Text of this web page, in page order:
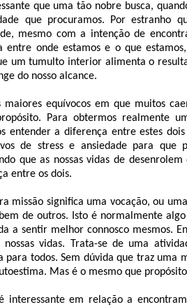
que uma tão nobre busca,
que procuramos. Por estranho
mesmo com a intenção de
entre onde estamos e o que
um tumulto interior alimenta o
do nosso alcance.
maiores equívocos em que muitos
Para obtermos realmente
entender a diferença entre estes
de stress e ansiedade para que
que as nossas vidas de
entre os dois.
missão significa uma vocação, ou
de outros. Isto é normalmente
a sentir melhor connosco mesmos.
nossas vidas. Trata-se de uma
para todos. Sem dúvida que traz uma
Mas é o mesmo que
interessante em relação a